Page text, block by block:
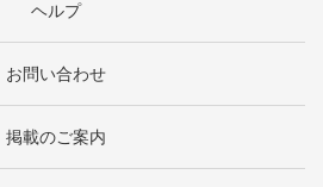
ヘルプ
お問い合わせ
掲載のご案内